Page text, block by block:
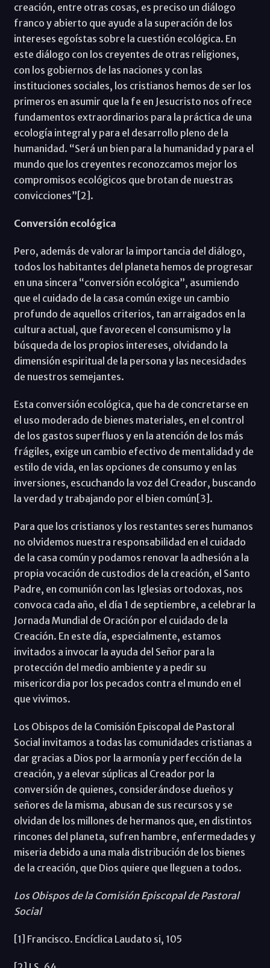
creación, entre otras cosas, es preciso un diálogo
franco y abierto que ayude a la superación de los
intereses egoístas sobre la cuestión ecológica. En
este diálogo con los creyentes de otras religiones,
con los gobiernos de las naciones y con las
instituciones sociales, los cristianos hemos de ser los
primeros en asumir que la fe en Jesucristo nos ofrece
fundamentos extraordinarios para la práctica de una
ecología integral y para el desarrollo pleno de la
humanidad. “Será un bien para la humanidad y para el
mundo que los creyentes reconozcamos mejor los
compromisos ecológicos que brotan de nuestras
convicciones”[2].
Conversión ecológica
Pero, además de valorar la importancia del diálogo,
todos los habitantes del planeta hemos de progresar
en una sincera “conversión ecológica”, asumiendo
que el cuidado de la casa común exige un cambio
profundo de aquellos criterios, tan arraigados en la
cultura actual, que favorecen el consumismo y la
búsqueda de los propios intereses, olvidando la
dimensión espiritual de la persona y las necesidades
de nuestros semejantes.
Esta conversión ecológica, que ha de concretarse en
el uso moderado de bienes materiales, en el control
de los gastos superfluos y en la atención de los más
frágiles, exige un cambio efectivo de mentalidad y de
estilo de vida, en las opciones de consumo y en las
inversiones, escuchando la voz del Creador, buscando
la verdad y trabajando por el bien común[3].
Para que los cristianos y los restantes seres humanos
no olvidemos nuestra responsabilidad en el cuidado
de la casa común y podamos renovar la adhesión a la
propia vocación de custodios de la creación, el Santo
Padre, en comunión con las Iglesias ortodoxas, nos
convoca cada año, el día 1 de septiembre, a celebrar la
Jornada Mundial de Oración por el cuidado de la
Creación. En este día, especialmente, estamos
invitados a invocar la ayuda del Señor para la
protección del medio ambiente y a pedir su
misericordia por los pecados contra el mundo en el
que vivimos.
Los Obispos de la Comisión Episcopal de Pastoral
Social invitamos a todas las comunidades cristianas a
dar gracias a Dios por la armonía y perfección de la
creación, y a elevar súplicas al Creador por la
conversión de quienes, considerándose dueños y
señores de la misma, abusan de sus recursos y se
olvidan de los millones de hermanos que, en distintos
rincones del planeta, sufren hambre, enfermedades y
miseria debido a una mala distribución de los bienes
de la creación, que Dios quiere que lleguen a todos.
Los Obispos de la Comisión Episcopal de Pastoral
Social
[1] Francisco. Encíclica Laudato si, 105